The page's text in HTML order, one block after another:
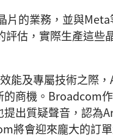
的業務，並與
評估，實際生產這
能及專屬技術之際
商機。Broadcom
出質疑聲音，認為
將會迎來龐大的訂單